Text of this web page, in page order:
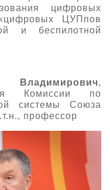
цифровых
ЦУПпов
и беспилотной
,
Комиссии по
системы Союза
профессор